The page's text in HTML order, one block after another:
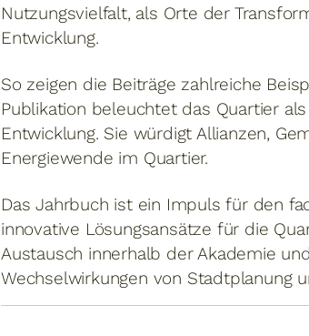
Nutzungsvielfalt, als Orte der
Entwicklung.
So zeigen die Beiträge zahlreiche
Publikation beleuchtet das Quartier
Entwicklung. Sie würdigt Allianzen,
Energiewende im Quartier.
Das Jahrbuch ist ein Impuls für den
innovative Lösungsansätze für die
Austausch innerhalb der Akademie
Wechselwirkungen von Stadtplanung